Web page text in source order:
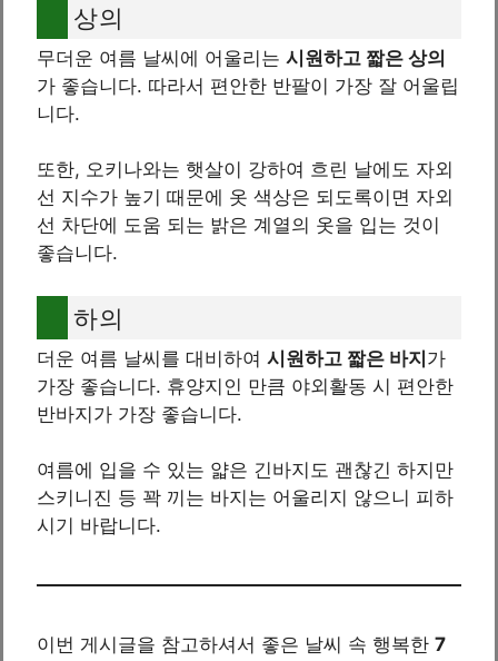
상의
무더운 여름 날씨에 어울리는 시원하고 짧은 상의
가 좋습니다. 따라서 편안한 반팔이 가장 잘 어울립
니다.
또한, 오키나와는 햇살이 강하여 흐린 날에도 자외
선 지수가 높기 때문에 옷 색상은 되도록이면 자외
선 차단에 도움 되는 밝은 계열의 옷을 입는 것이
좋습니다.
하의
더운 여름 날씨를 대비하여 시원하고 짧은 바지가
가장 좋습니다. 휴양지인 만큼 야외활동 시 편안한
반바지가 가장 좋습니다.
여름에 입을 수 있는 얇은 긴바지도 괜찮긴 하지만
스키니진 등 꽉 끼는 바지는 어울리지 않으니 피하
시기 바랍니다.
이번 게시글을 참고하셔서 좋은 날씨 속 행복한 7